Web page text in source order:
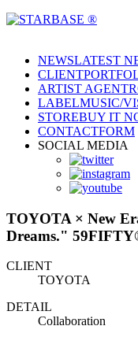
NEWSLATEST
CLIENT
ARTIST AGENT
LABELMUSIC/
STOREBUY IT
CONTACTFORM
SOCIAL MEDIA
TOYOTA × New
Dreams."
CLIENT
TOYOTA
DETAIL
Collaboration